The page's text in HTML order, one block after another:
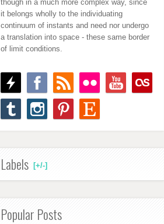
though in a much more complex way, since
it belongs wholly to the individuating
continuum of instants and need nor undergo
a translation into space - these same border
of limit conditions.
[+/-]
Labels
Popular Posts